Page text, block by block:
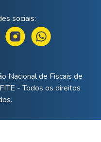
sociais:
Nacional de Fiscais de
- Todos os direitos